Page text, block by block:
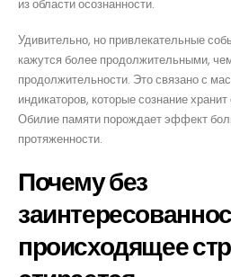
из области осознанности.
Удивительно, но привлекательные
кажутся более продолжительными,
продолжительности. Это связано с
индикаторов, которые сознание
Обилие памяти порождает эффект
протяженности.
Почему без
происходящее